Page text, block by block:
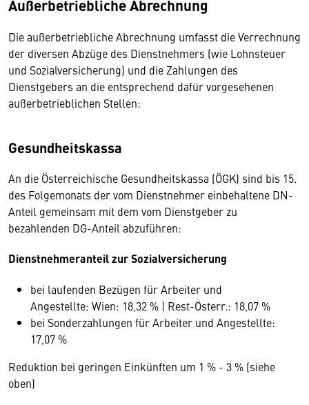
Außerbetriebliche Abrechnung
Die außerbetriebliche Abrechnung umfasst die Verrechnung
der diversen Abzüge des Dienstnehmers (wie Lohnsteuer
und Sozialversicherung) und die Zahlungen des
Dienstgebers an die entsprechend dafür vorgesehenen
außerbetrieblichen Stellen:
Gesundheitskassa
An die Österreichische Gesundheitskassa (ÖGK) sind bis 15.
des Folgemonats der vom Dienstnehmer einbehaltene DN-
Anteil gemeinsam mit dem vom Dienstgeber zu
bezahlenden DG-Anteil abzuführen:
Dienstnehmeranteil zur Sozialversicherung
bei laufenden Bezügen für Arbeiter und
Angestellte: Wien: 18,32 % | Rest-Österr.: 18,07 %
bei Sonderzahlungen für Arbeiter und Angestellte:
17,07 %
Reduktion bei geringen Einkünften um 1 % - 3 % (siehe
oben)